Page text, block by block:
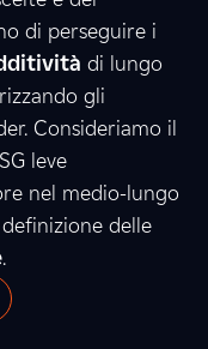
di perseguire i
di lungo
gli
Consideriamo il
leve
nel medio-lungo
delle
.